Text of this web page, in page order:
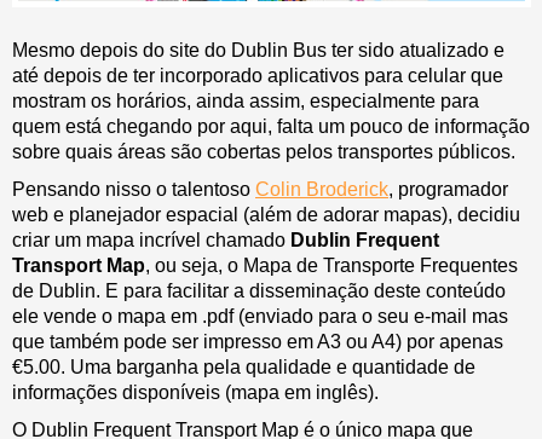
Mesmo depois do site do Dublin Bus ter sido atualizado e
até depois de ter incorporado aplicativos para celular que
mostram os horários, ainda assim, especialmente para
quem está chegando por aqui, falta um pouco de informação
sobre quais áreas são cobertas pelos transportes públicos.
Pensando nisso o talentoso Colin Broderick, programador
web e planejador espacial (além de adorar mapas), decidiu
criar um mapa incrível chamado Dublin Frequent
Transport Map, ou seja, o Mapa de Transporte Frequentes
de Dublin. E para facilitar a disseminação deste conteúdo
ele vende o mapa em .pdf (enviado para o seu e-mail mas
que também pode ser impresso em A3 ou A4) por apenas
€5.00. Uma barganha pela qualidade e quantidade de
informações disponíveis (mapa em inglês).
O Dublin Frequent Transport Map é o único mapa que